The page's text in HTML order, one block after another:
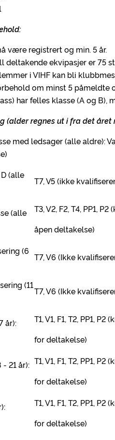
være registrert og min. 5 år.
deltakende ekvipasjer er 75
i VIHF kan bli
om minst 5 påmeldte
har felles klasse (A og B),
(alder regnes ut i fra det året
med ledsager (alle aldre):
(alle
T7, V5 (ikke
(alle
T3, V2, F2, T4, PP1,
åpen deltakelse)
(6
T7, V6 (Ikke
(11
T7, V6 (Ikke
år):
T1, V1, F1, T2, PP1,
for deltakelse)
21 år): T1, V1, F1, T2, PP1,
for deltakelse)
år):
T1, V1, F1, T2, PP1,
for deltakelse)